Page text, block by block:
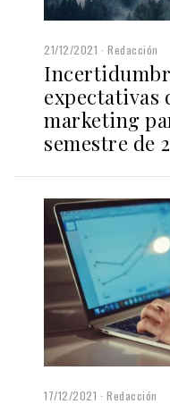
21/12/2021 Redacción
expectativas
marketing
semestre de
17/12/2021 Redacción